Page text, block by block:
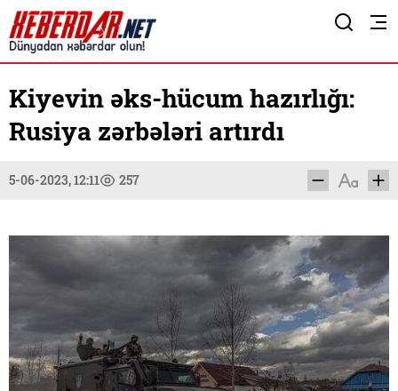
Kiyevin əks-hücum hazırlığı:
Rusiya zərbələri artırdı
5-06-2023, 12:11 257